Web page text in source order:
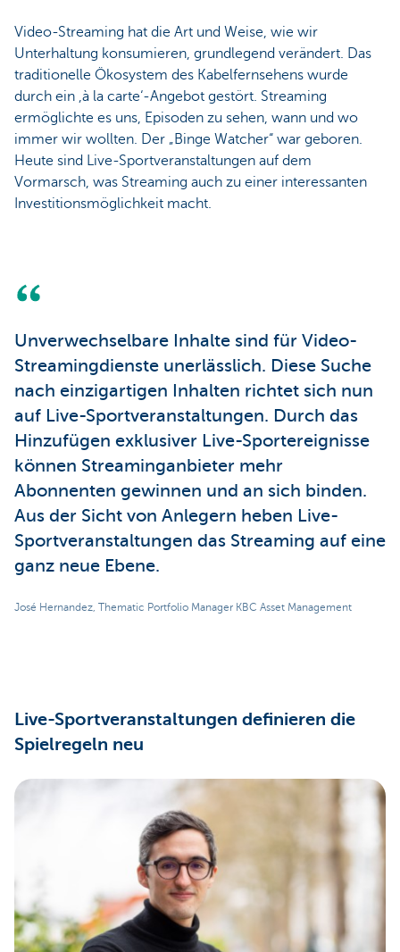
Video-Streaming hat die Art und Weise, wie wir
Unterhaltung konsumieren, grundlegend verändert. Das
traditionelle Ökosystem des Kabelfernsehens wurde
durch ein ,à la carte‘-Angebot gestört. Streaming
ermöglichte es uns, Episoden zu sehen, wann und wo
immer wir wollten. Der „Binge Watcher“ war geboren.
Heute sind Live-Sportveranstaltungen auf dem
Vormarsch, was Streaming auch zu einer interessanten
Investitionsmöglichkeit macht.
Unverwechselbare Inhalte sind für Video-
Streamingdienste unerlässlich. Diese Suche
nach einzigartigen Inhalten richtet sich nun
auf Live-Sportveranstaltungen. Durch das
Hinzufügen exklusiver Live-Sportereignisse
können Streaminganbieter mehr
Abonnenten gewinnen und an sich binden.
Aus der Sicht von Anlegern heben Live-
Sportveranstaltungen das Streaming auf eine
ganz neue Ebene.
José Hernandez, Thematic Portfolio Manager KBC Asset Management
Live-Sportveranstaltungen definieren die
Spielregeln neu